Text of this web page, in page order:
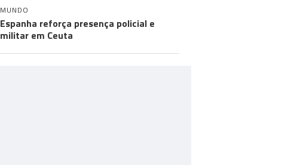
MUNDO
Espanha reforça presença policial e
militar em Ceuta